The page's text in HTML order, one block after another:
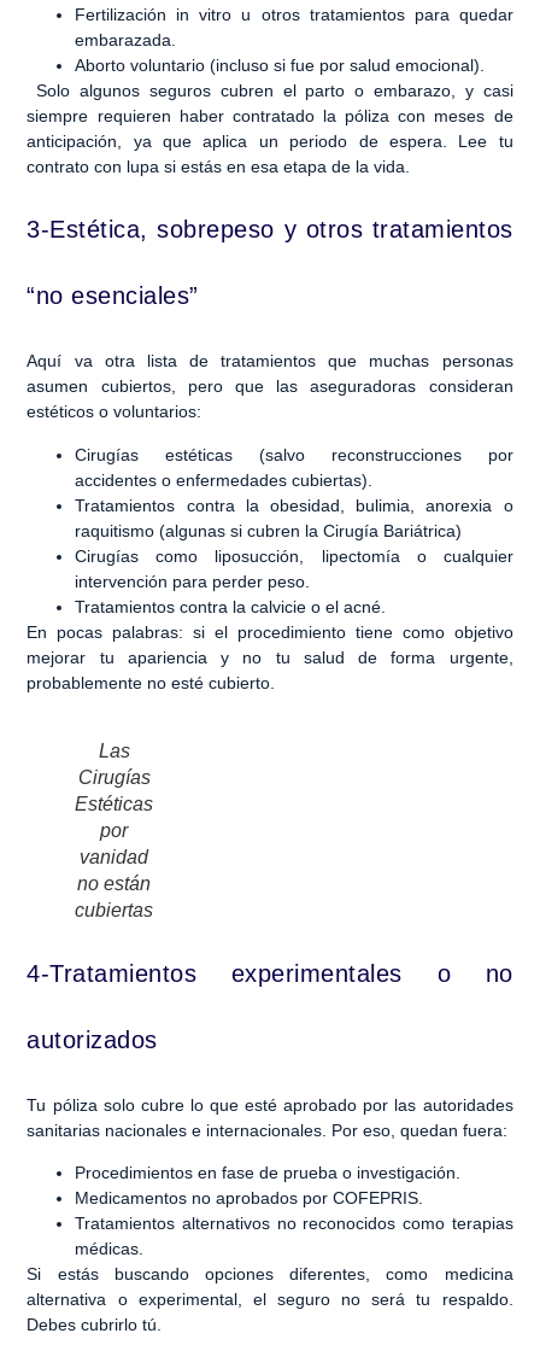
Fertilización in vitro u otros tratamientos para quedar
embarazada.
Aborto voluntario (incluso si fue por salud emocional).
Solo algunos seguros cubren el parto o embarazo, y casi
siempre requieren haber contratado la póliza con meses de
anticipación, ya que aplica un periodo de espera. Lee tu
contrato con lupa si estás en esa etapa de la vida.
3-Estética, sobrepeso y otros tratamientos
“no esenciales”
Aquí va otra lista de tratamientos que muchas personas
asumen cubiertos, pero que las aseguradoras consideran
estéticos o voluntarios:
Cirugías estéticas (salvo reconstrucciones por
accidentes o enfermedades cubiertas).
Tratamientos contra la obesidad, bulimia, anorexia o
raquitismo (algunas si cubren la Cirugía Bariátrica)
Cirugías como liposucción, lipectomía o cualquier
intervención para perder peso.
Tratamientos contra la calvicie o el acné.
En pocas palabras: si el procedimiento tiene como objetivo
mejorar tu apariencia y no tu salud de forma urgente,
probablemente no esté cubierto.
Las
Cirugías
Estéticas
por
vanidad
no están
cubiertas
4-Tratamientos experimentales o no
autorizados
Tu póliza solo cubre lo que esté aprobado por las autoridades
sanitarias nacionales e internacionales. Por eso, quedan fuera:
Procedimientos en fase de prueba o investigación.
Medicamentos no aprobados por COFEPRIS.
Tratamientos alternativos no reconocidos como terapias
médicas.
Si estás buscando opciones diferentes, como medicina
alternativa o experimental, el seguro no será tu respaldo.
Debes cubrirlo tú.